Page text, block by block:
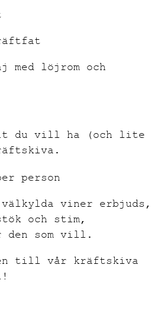
med löjrom och
du vill ha (och lite
person
välkylda viner erbjuds,
och stim,
den som vill.
till vår kräftskiva